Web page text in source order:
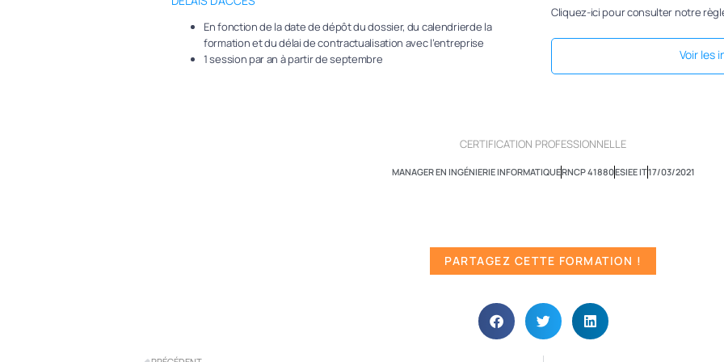
En fonction de la date de dépôt du dossier, du calendrierde la
formation et du délai de contractualisation avec l’entreprise
1 session par an à partir de septembre
Cliquez-ici pour consulter notre
Voir les
CERTIFICATION PROFESSIONNELLE
MANAGER EN INGÉNIERIE INFORMATIQUERNCP 41880ESIEE IT17/03/2021
PARTAGEZ CETTE FORMATION !